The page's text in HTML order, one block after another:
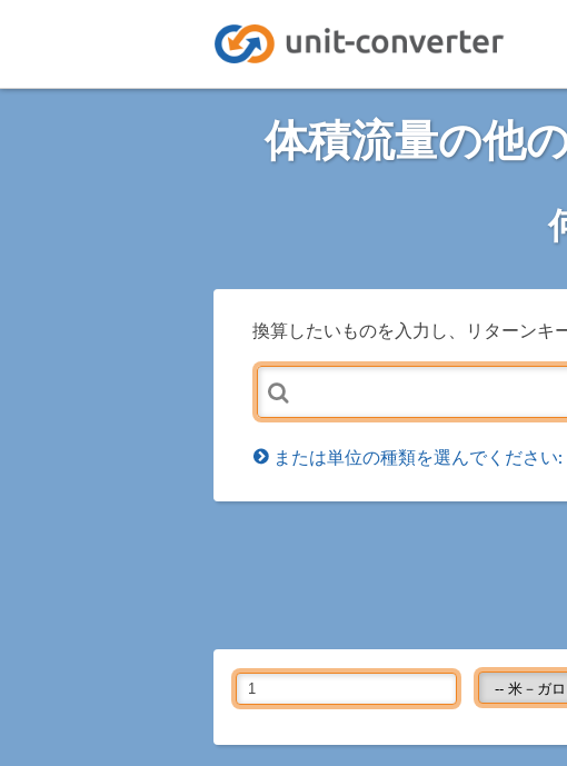
体積流量の他
換算したいものを入力し、リターンキ
または単位の種類を選んでください: